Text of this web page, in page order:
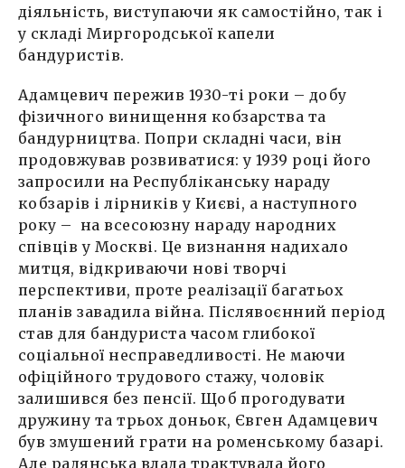
діяльність, виступаючи як самостійно, так і
у складі Миргородської капели
бандуристів.
Адамцевич пережив 1930-ті роки – добу
фізичного винищення кобзарства та
бандурництва. Попри складні часи, він
продовжував розвиватися: у 1939 році його
запросили на Республіканську нараду
кобзарів і лірників у Києві, а наступного
року – на всесоюзну нараду народних
співців у Москві. Це визнання надихало
митця, відкриваючи нові творчі
перспективи, проте реалізації багатьох
планів завадила війна. Післявоєнний період
став для бандуриста часом глибокої
соціальної несправедливості. Не маючи
офіційного трудового стажу, чоловік
залишився без пенсії. Щоб прогодувати
дружину та трьох доньок, Євген Адамцевич
був змушений грати на роменському базарі.
Але радянська влада трактувала його